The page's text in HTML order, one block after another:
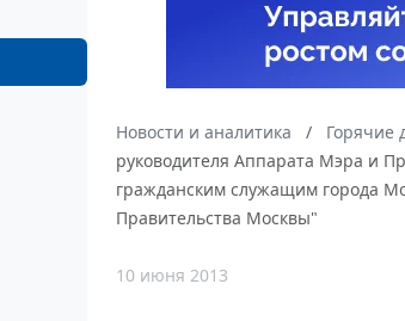
Новости и аналитика Горячие
руководителя Аппарата Мэра и
гражданским служащим города
Правительства Москвы"
10 июня 2013